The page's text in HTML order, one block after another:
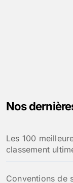
Nos
Les 100
classement
Conventions de